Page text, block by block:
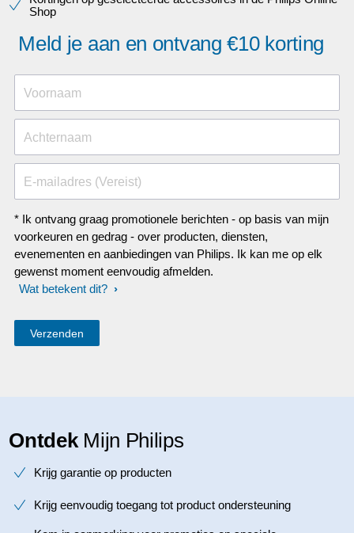
Shop
Meld je aan en ontvang €10 korting
Voornaam
Achternaam
E-mailadres (Vereist)
* Ik ontvang graag promotionele berichten - op basis van mijn
voorkeuren en gedrag - over producten, diensten,
evenementen en aanbiedingen van Philips. Ik kan me op elk
gewenst moment eenvoudig afmelden.
Wat betekent dit?
Ontdek Mijn Philips
Krijg garantie op producten
Krijg eenvoudig toegang tot product ondersteuning